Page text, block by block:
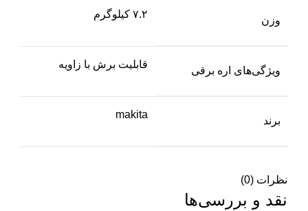
وزن
۷.۲ کیلوگرم
ویژگی‌های اره برقی
قابلیت برش با زاویه
برند
makita
نظرات (0)
نقد و بررسی‌ها